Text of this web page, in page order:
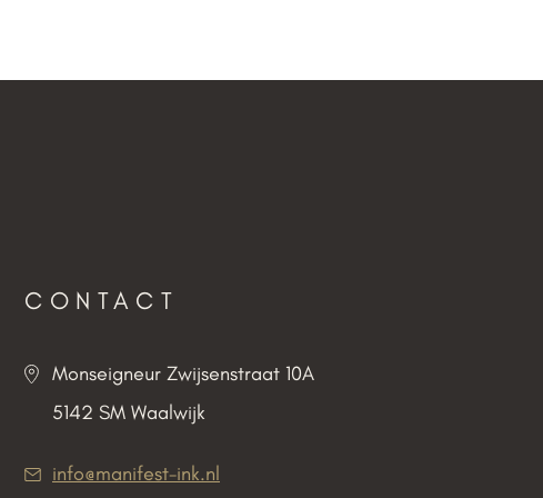
CONTACT
Monseigneur Zwijsenstraat 10A
5142 SM Waalwijk
info@manifest-ink.nl